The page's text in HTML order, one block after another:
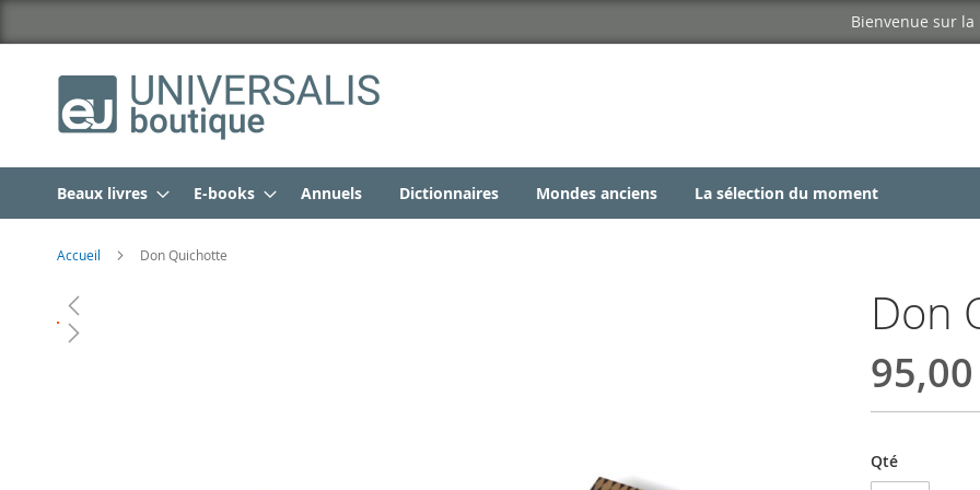
Bienvenue sur
Beaux livres E-books Annuels Dictionnaires Mondes anciens La sélection du moment
Accueil Don Quichotte
Skip
to
the
Don
Qté